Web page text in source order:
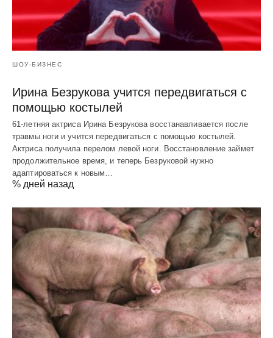
ШОУ-БИЗНЕС
Ирина Безрукова учится передвигаться с
помощью костылей
61-летняя актриса Ирина Безрукова восстанавливается после
травмы ноги и учится передвигаться с помощью костылей.
Актриса получила перелом левой ноги. Восстановление займет
продолжительное время, и теперь Безруковой нужно
адаптироваться к новым…
% дней назад